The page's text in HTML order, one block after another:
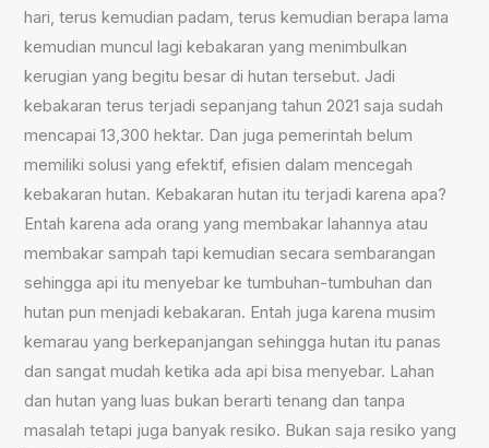
hari, terus kemudian padam, terus kemudian berapa lama
kemudian muncul lagi kebakaran yang menimbulkan
kerugian yang begitu besar di hutan tersebut. Jadi
kebakaran terus terjadi sepanjang tahun 2021 saja sudah
mencapai 13,300 hektar. Dan juga pemerintah belum
memiliki solusi yang efektif, efisien dalam mencegah
kebakaran hutan. Kebakaran hutan itu terjadi karena apa?
Entah karena ada orang yang membakar lahannya atau
membakar sampah tapi kemudian secara sembarangan
sehingga api itu menyebar ke tumbuhan-tumbuhan dan
hutan pun menjadi kebakaran. Entah juga karena musim
kemarau yang berkepanjangan sehingga hutan itu panas
dan sangat mudah ketika ada api bisa menyebar. Lahan
dan hutan yang luas bukan berarti tenang dan tanpa
masalah tetapi juga banyak resiko. Bukan saja resiko yang